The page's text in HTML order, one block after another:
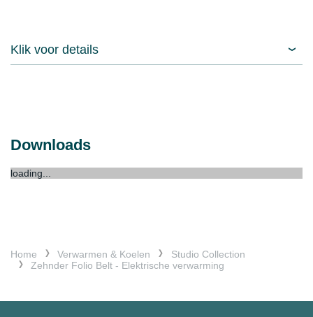
Klik voor details
Downloads
loading...
Home Verwarmen & Koelen
Studio Collection
Zehnder Folio Belt - Elektrische verwarming